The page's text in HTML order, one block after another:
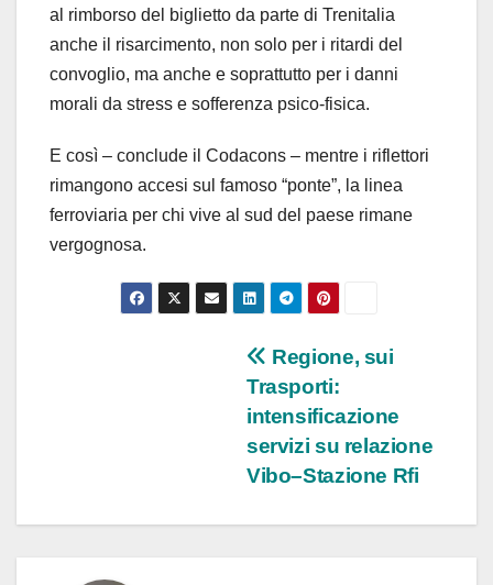
al rimborso del biglietto da parte di Trenitalia
anche il risarcimento, non solo per i ritardi del
convoglio, ma anche e soprattutto per i danni
morali da stress e sofferenza psico-fisica.
E così – conclude il Codacons – mentre i riflettori
rimangono accesi sul famoso “ponte”, la linea
ferroviaria per chi vive al sud del paese rimane
vergognosa.
Navigazione
Regione, sui
Trasporti:
intensificazione
servizi su relazione
Vibo–Stazione Rfi